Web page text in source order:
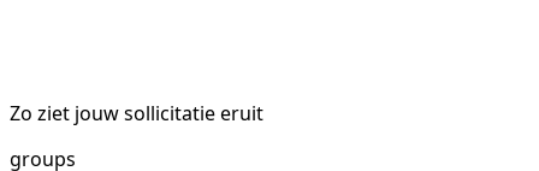
Zo ziet jouw sollicitatie eruit
groups